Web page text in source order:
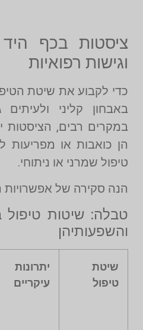
ציסטות בכף
וגישות רפואיות
כדי לקבוע את שיטת
באבחון קליני
במקרים רבים, הציסטות
הן כואבות או מפריעות
טיפול שמרני או ניתוחי.
הנה סקירה של אפשרויות
טבלה: שיטות טיפול
והשפעותיהן
שיטת
טיפול
יתרונות
עיקריים